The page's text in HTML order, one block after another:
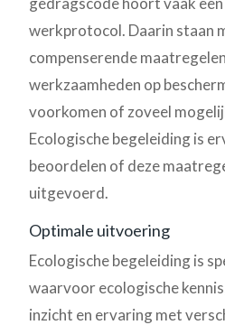
werkprotocol. Daarin staan
compenserende
werkzaamheden op
voorkomen of zoveel
Ecologische begeleiding is
beoordelen of deze
uitgevoerd.
Optimale uitvoering
Ecologische begeleiding is
waarvoor ecologische
inzicht en ervaring met